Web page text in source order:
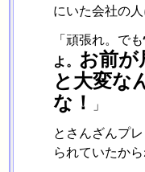
にいた会社の人
「頑張れ。でも
よ。 お前が
と大変な
な！
」
とさんざんプ
られていたか